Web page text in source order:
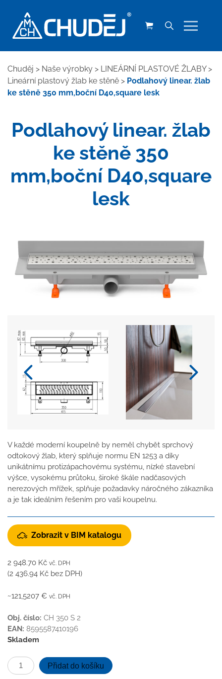
Chuděj > Naše výrobky > LINEÁRNÍ PLASTOVÉ ŽLABY>
Lineární plastový žlab ke stěně > Podlahový linear. žlab
ke stěně 350 mm,boční D40,square lesk
Podlahový linear. žlab
ke stěně 350
mm,boční D40,square
lesk
V každé moderní koupelně by neměl chybět sprchový
odtokový žlab, který splňuje normu EN 1253 a díky
unikátnímu protizápachovému systému, nízké stavební
výšce, vysokému průtoku, široké škále nadčasových
nerezových mřížek, splňuje požadavky náročného zákazníka
a je tak ideálním řešením pro vaši koupelnu.
Zobrazit v BIM katalogu
2 948.70 Kč vč. DPH
(2 436.94 Kč bez DPH)
~121,5207 € vč. DPH
Obj. číslo: CH 350 S 2
EAN: 8595587410196
Skladem
Podlahový
linear.
Přidat do košíku